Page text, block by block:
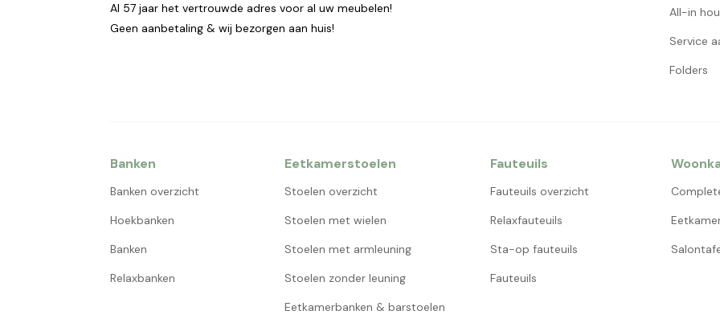
Al 57 jaar het vertrouwde adres voor al uw meubelen!
Geen aanbetaling & wij bezorgen aan huis!
All-in
Service
Folders
Banken
Banken overzicht
Hoekbanken
Banken
Relaxbanken
Eetkamerstoelen
Stoelen overzicht
Stoelen met wielen
Stoelen met armleuning
Stoelen zonder leuning
Eetkamerbanken & barstoelen
Fauteuils
Fauteuils overzicht
Relaxfauteuils
Sta-op fauteuils
Fauteuils